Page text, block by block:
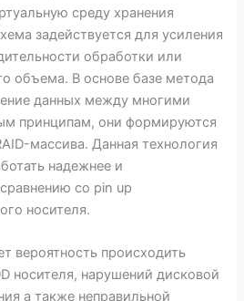
среду хранения
задействуется для усиления
обработки или
объема. В основе базе метода
данных между многими
принципам, они формируются
массива. Данная технология
надежнее и
со pin up
носителя.
вероятность происходить
носителя, нарушений дисковой
а также неправильной